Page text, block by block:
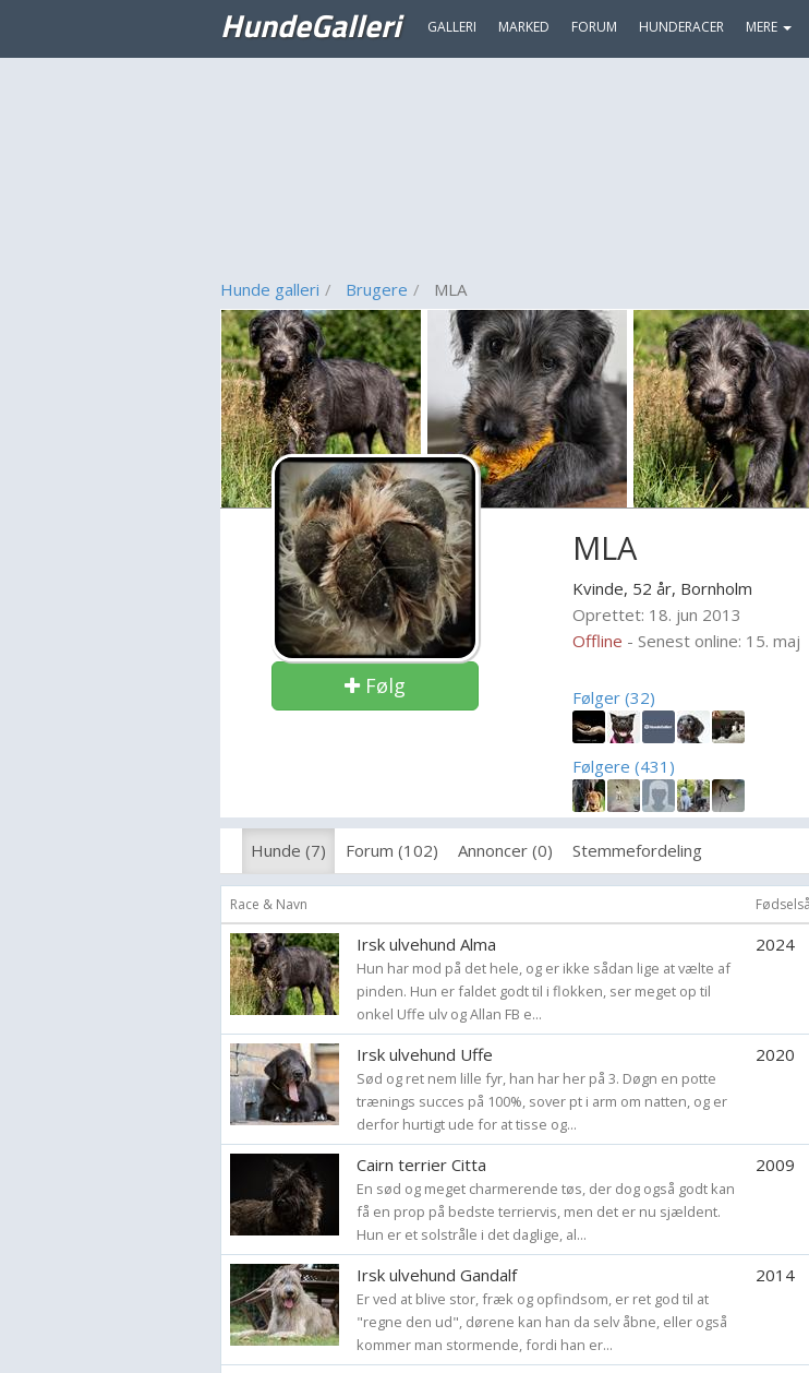
HundeGalleri GALLERI MARKED FORUM HUNDERACER MERE
Hunde galleri Brugere MLA
Følg
MLA
Kvinde, 52 år, Bornholm
Oprettet: 18. jun 2013
Offline - Senest online: 15. maj
Følger (32)
Følgere (431)
Hunde (7) Forum (102) Annoncer (0) Stemmefordeling
Race & Navn
Irsk ulvehund Alma
Hun har mod på det hele, og er ikke sådan lige at vælte af
pinden. Hun er faldet godt til i flokken, ser meget op til
onkel Uffe ulv og Allan FB e...
2024
Irsk ulvehund Uffe
Sød og ret nem lille fyr, han har her på 3. Døgn en potte
trænings succes på 100%, sover pt i arm om natten, og er
derfor hurtigt ude for at tisse og...
2020
Cairn terrier Citta
En sød og meget charmerende tøs, der dog også godt kan
få en prop på bedste terriervis, men det er nu sjældent.
Hun er et solstråle i det daglige, al...
2009
Irsk ulvehund Gandalf
Er ved at blive stor, fræk og opfindsom, er ret god til at
"regne den ud", dørene kan han da selv åbne, eller også
kommer man stormende, fordi han er...
2014